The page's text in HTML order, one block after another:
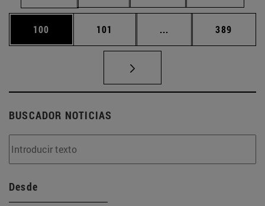
Página
100 Página
101 ... Páginas intermedias
Página
389
BUSCADOR NOTICIAS
Desde